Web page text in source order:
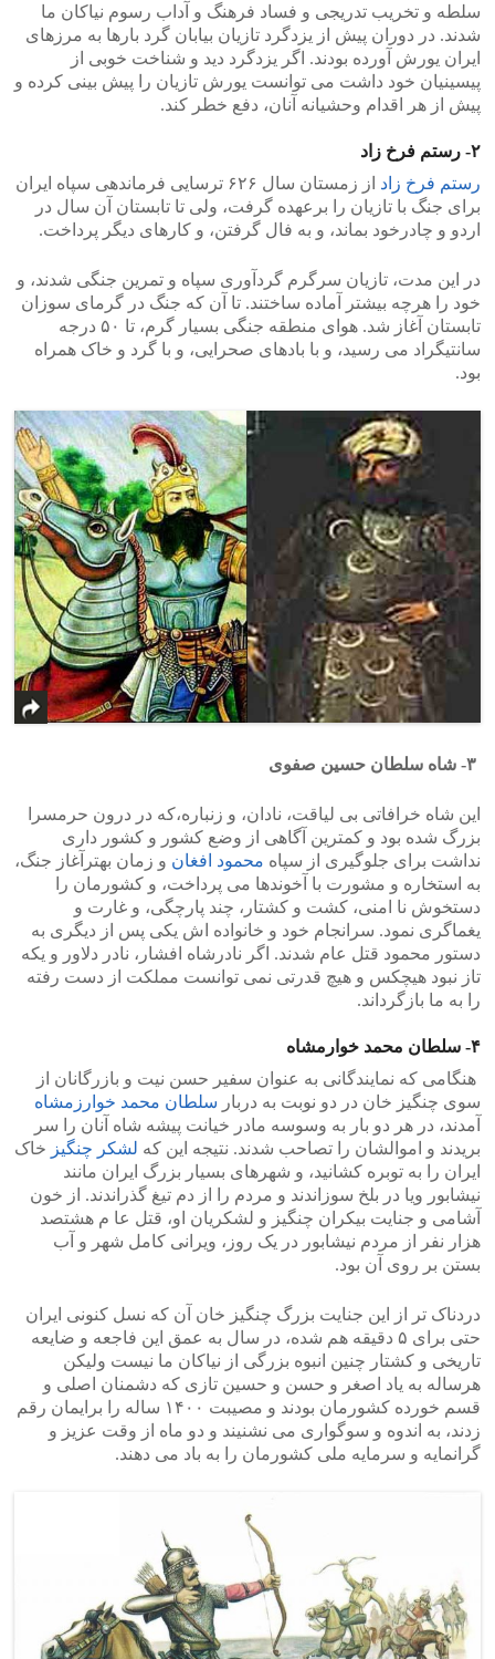
سلطه و تخریب تدریجی و فساد فرهنگ و آداب رسوم نیاکان ما
شدند. در دوران پیش از یزدگرد تازیان بیابان گرد بارها به مرزهای
ایران یورش آورده بودند. اگر یزدگرد دید و شناخت خوبی از
پیسینیان خود داشت می توانست یورش تازیان را پیش بینی کرده و
پیش از هر اقدام وحشیانه آنان، دفع خطر کند.
۲- رستم فرخ زاد
رستم فرخ زاد
از زمستان سال ۶۲۶ ترسایی فرماندهی سپاه ایران
برای جنگ با تازیان را برعهده گرفت، ولی تا تابستان آن سال در
اردو و چادرخود بماند، و به فال گرفتن، و کارهای دیگر پرداخت.
در این مدت، تازیان سرگرم گردآوری سپاه و تمرین جنگی شدند، و
خود را هرچه بیشتر آماده ساختند. تا آن که جنگ در گرمای سوزان
تابستان آغاز شد. هوای منطقه جنگی بسیار گرم، تا ۵۰ درجه
سانتیگراد می رسید، و با بادهای صحرایی، و با گرد و خاک همراه
بود.
این شاه خرافاتی بی لیاقت، نادان، و زنباره،که در درون حرمسرا
بزرگ شده بود و کمترین آگاهی از وضع کشور و کشور داری
نداشت برای جلوگیری از سپاه محمود افغان و زمان بهترآغاز جنگ،
به استخاره و مشورت با آخوندها می پرداخت، و کشورمان را
دستخوش نا امنی، کشت و کشتار، چند پارچگی، و غارت و
یغماگری نمود. سرانجام خود و خانواده اش یکی پس از دیگری به
دستور محمود قتل عام شدند. اگر نادرشاه افشار، نادر دلاور و یکه
تاز نبود هیچکس و هیچ قدرتی نمی توانست مملکت از دست رفته
را به ما بازگرداند.
۴- سلطان محمد خوارمشاه
هنگامی که نمایندگانی به عنوان سفیر حسن نیت و بازرگانان از
سوی چنگیز خان در دو نوبت به دربار سلطان محمد خوارزمشاه
آمدند، در هر دو بار به وسوسه مادر خیانت پیشه شاه آنان را سر
بریدند و اموالشان را تصاحب شدند. نتیجه این که لشکر چنگیز خاک
ایران را به توبره کشانید، و شهرهای بسیار بزرگ ایران مانند
نیشابور ویا در بلخ سوزاندند و مردم را از دم تیغ گذراندند. از خون
آشامی و جنایت بیکران چنگیز و لشکریان او، قتل عا م هشتصد
هزار نفر از مردم نیشابور در یک روز، ویرانی کامل شهر و آب
بستن بر روی آن بود.
دردناک تر از این جنایت بزرگ چنگیز خان آن که نسل کنونی ایران
حتی برای ۵ دقیقه هم شده، در سال به عمق این فاجعه و ضایعه
تاریخی و کشتار چنین انبوه بزرگی از نیاکان ما نیست ولیکن
هرساله به یاد اصغر و حسن و حسین تازی که دشمنان اصلی و
قسم خورده کشورمان بودند و مصیبت ۱۴۰۰ ساله را برایمان رقم
زدند، به اندوه و سوگواری می نشنیند و دو ماه از وقت عزیز و
گرانمایه و سرمایه ملی کشورمان را به باد می دهند.